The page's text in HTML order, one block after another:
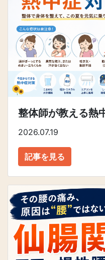
整体師が教える熱
2026.07.19
記事を見る